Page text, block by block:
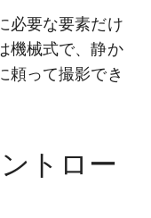
必要な要素だけ
機械式で、静か
頼って撮影でき
トロー